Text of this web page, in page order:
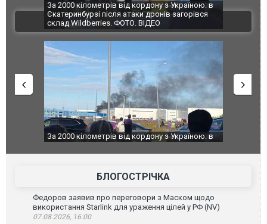
За 2000 кілометрів від кордону з Україною: в
Єкатеринбурзі після атаки дронів загорівся
склад Wildberries. ФОТО. ВІДЕО
"Мої
ВІДЕО
За 2000 кілометрів від кордону з Україною: в
склад Wildberries. ФОТО. ВІДЕО
В
БЛОГОСТРІЧКА
Федоров заявив про переговори з Маском щодо
використання Starlink для ураження цілей у РФ (NV)
07.08.2026, 16:00